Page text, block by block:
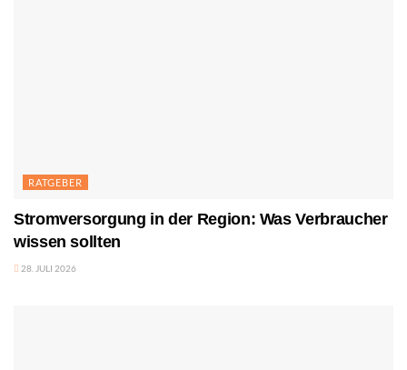
RATGEBER
Stromversorgung in der Region: Was Verbraucher
wissen sollten
28. JULI 2026